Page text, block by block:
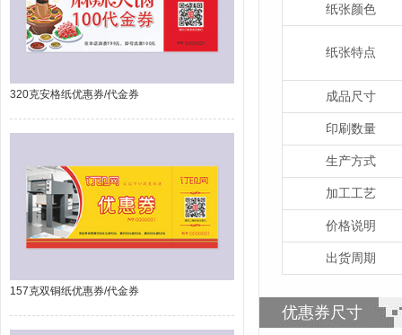
320克安格纸优惠券/代金券
157克双铜纸优惠券/代金券
纸张颜色
纸张特点
成品尺寸
印刷数量
生产方式
加工工艺
价格说明
出货周期
优惠券尺寸